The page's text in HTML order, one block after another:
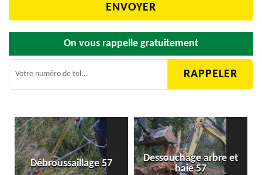
On vous rappelle gratuitement
Débroussaillage 57
Dessouchage arbre et
haie 57